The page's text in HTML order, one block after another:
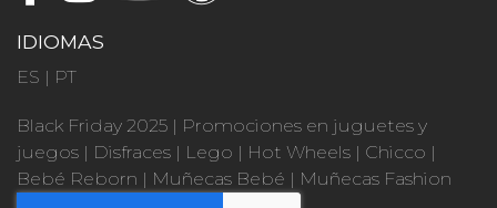
IDIOMAS
ES | PT
Black Friday 2025 | Promociones en juguetes y
juegos | Disfraces | Lego | Hot Wheels | Chicco |
Bebé Reborn | Muñecas Bebé | Muñecas Fashion